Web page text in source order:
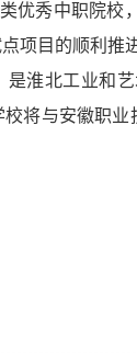
优秀中职院校
项目的顺利推
是淮北工业和
将与安徽职